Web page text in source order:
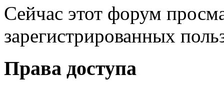
Сейчас этот форум
зарегистрированных
Права доступа